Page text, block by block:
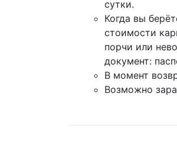
сутки.
Когда вы
стоимости
порчи или
документ:
В момент
Возможно